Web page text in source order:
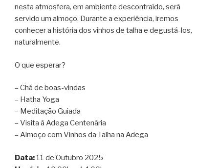
nesta atmosfera, em ambiente descontraído, será
servido um almoço. Durante a experiência, iremos
conhecer a história dos vinhos de talha e degustá-los,
naturalmente.
O que esperar?
– Chá de boas-vindas
– Hatha Yoga
– Meditação Guiada
– Visita à Adega Centenária
– Almoço com Vinhos da Talha na Adega
Data: 11 de Outubro 2025